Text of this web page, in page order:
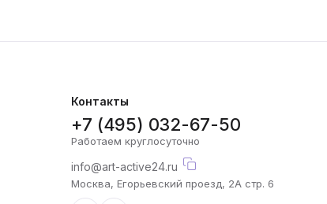
Контакты
+7 (495) 032-67-50
Работаем круглосуточно
info@art-active24.ru
Москва, Егорьевский проезд, 2А стр. 6